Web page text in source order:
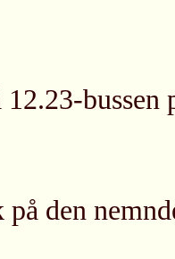
bussen
den